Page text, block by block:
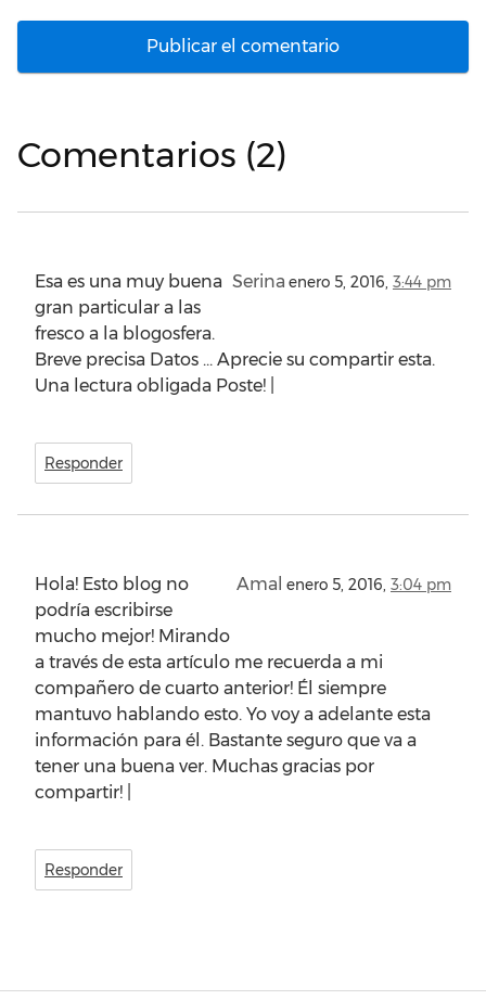
Comentarios (2)
Serina enero 5, 2016, 3:44 pm
Esa es una muy buena
gran particular a las
fresco a la blogosfera.
Breve precisa Datos … Aprecie su compartir esta.
Una lectura obligada Poste! |
Responder
Amal enero 5, 2016, 3:04 pm
Hola! Esto blog no
podría escribirse
mucho mejor! Mirando
a través de esta artículo me recuerda a mi
compañero de cuarto anterior! Él siempre
mantuvo hablando esto. Yo voy a adelante esta
información para él. Bastante seguro que va a
tener una buena ver. Muchas gracias por
compartir! |
Responder